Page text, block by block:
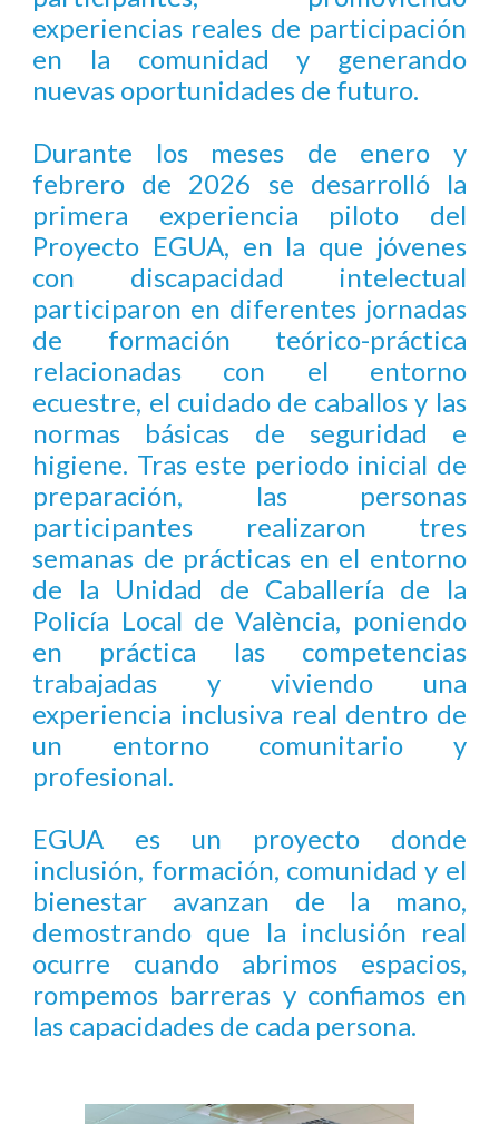
experiencias reales de participación
en la comunidad y generando
nuevas oportunidades de futuro.
Durante los meses de enero y
febrero de 2026 se desarrolló la
primera experiencia piloto del
Proyecto EGUA, en la que jóvenes
con discapacidad intelectual
participaron en diferentes jornadas
de formación teórico-práctica
relacionadas con el entorno
ecuestre, el cuidado de caballos y las
normas básicas de seguridad e
higiene. Tras este periodo inicial de
preparación, las personas
participantes realizaron tres
semanas de prácticas en el entorno
de la Unidad de Caballería de la
Policía Local de València, poniendo
en práctica las competencias
trabajadas y viviendo una
experiencia inclusiva real dentro de
un entorno comunitario y
profesional.
EGUA es un proyecto donde
inclusión, formación, comunidad y el
bienestar avanzan de la mano,
demostrando que la inclusión real
ocurre cuando abrimos espacios,
rompemos barreras y confiamos en
las capacidades de cada persona.